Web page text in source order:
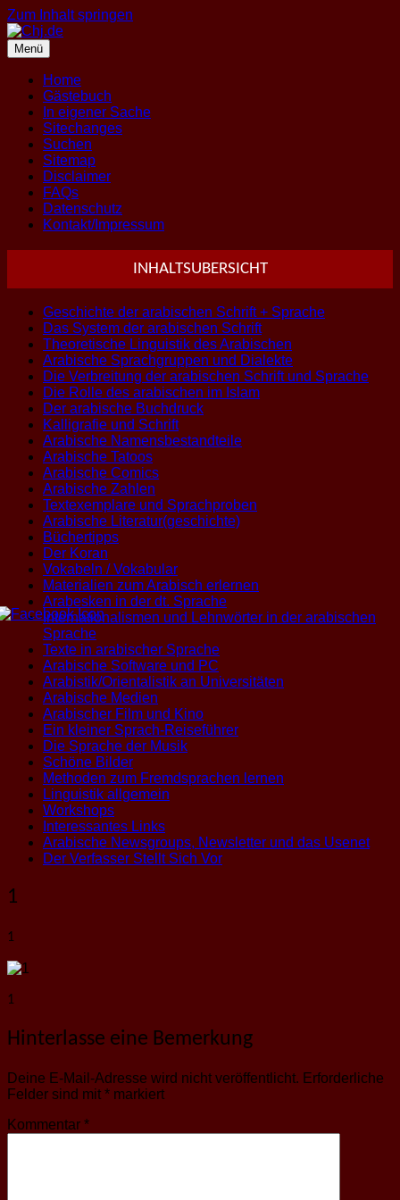
Zum Inhalt springen
Menü
Home
Gästebuch
In eigener Sache
Sitechanges
Suchen
Sitemap
Disclaimer
FAQs
Datenschutz
Kontakt/Impressum
INHALTSUBERSICHT
Geschichte der arabischen Schrift + Sprache
Das System der arabischen Schrift
Theoretische Linguistik des Arabischen
Arabische Sprachgruppen und Dialekte
Die Verbreitung der arabischen Schrift und Sprache
Die Rolle des arabischen im Islam
Der arabische Buchdruck
Kalligrafie und Schrift
Arabische Namensbestandteile
Arabische Tatoos
Arabische Comics
Arabische Zahlen
Textexemplare und Sprachproben
Arabische Literatur(geschichte)
Büchertipps
Der Koran
Vokabeln / Vokabular
Materialien zum Arabisch erlernen
Arabesken in der dt. Sprache
Internationalismen und Lehnwörter in der arabischen
Sprache
Texte in arabischer Sprache
Arabische Software und PC
Arabistik/Orientalistik an Universitäten
Arabische Medien
Arabischer Film und Kino
Ein kleiner Sprach-Reiseführer
Die Sprache der Musik
Schöne Bilder
Methoden zum Fremdsprachen lernen
Linguistik allgemein
Workshops
Interessantes Links
Arabische Newsgroups, Newsletter und das Usenet
Der Verfasser Stellt Sich Vor
1
1
1
Hinterlasse eine Bemerkung
Deine E-Mail-Adresse wird nicht veröffentlicht. Erforderliche
Felder sind mit * markiert
Kommentar *